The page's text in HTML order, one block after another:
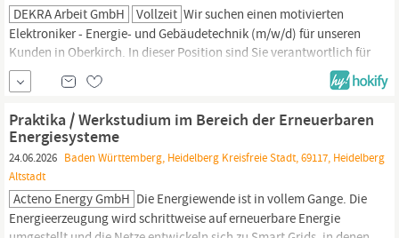
DEKRA Arbeit GmbH Vollzeit Wir suchen einen motivierten
Elektroniker - Energie- und Gebäudetechnik (m/w/d) für unseren
Kunden in Oberkirch. In dieser Position sind Sie verantwortlich für
die Installation, Wartung und Reparatur von elektrischen
Systemen in Wohn- und Gewerbegebäuden. Wenn Sie ein
Interesse an Elektrotechnik haben und gerne im Team arbeiten,
freuen wir uns auf Ihre Bewerbung....
Praktika / Werkstudium im Bereich der Erneuerbaren
Energiesysteme
24.06.2026 Baden Württemberg, Heidelberg Kreisfreie Stadt, 69117, Heidelberg
Altstadt
Acteno Energy GmbH Die Energiewende ist in vollem Gange. Die
Energieerzeugung wird schrittweise auf erneuerbare Energie